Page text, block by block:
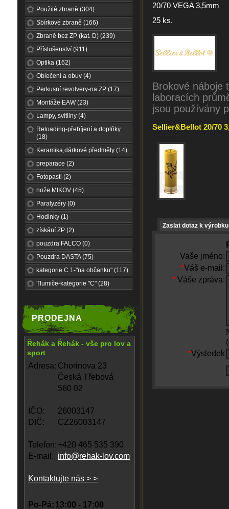
Použité zbraně (304)
Sbírkové zbraně (166)
Zbraně bez ZP (kat. D) (239)
Příslušenství (911)
Optika (162)
Oblečení a obuv (4)
Perkusní revolvery-na ZP (17)
Montáže EAW (23)
Lampy, svítilny (4)
Reloading-přebíjení a doplňky
(18)
Keramika,dárkové předměty (14)
preparace (2)
Fotopasti (2)
nože MIKOV (45)
Paralyzéry (0)
Hodinky (1)
získání ZP (2)
pouzdra FALCO (0)
Pouzdra DASTA (75)
kategorie C 1-"na občanku" (117)
Tlumiče-kategorie "C" (28)
PRODEJNA
Řehák a Řehák - vše pro lov a
sport
Adresa: Chorinova 23
Česká Třebová
560 02
IČO:
26003147
DIČ:
CZ26003147
Telefon: +420 465 535 390
E-mail: info@rehak-lov.com
Kontaktujte nás > >
Po-Pá: 13:00 - 17:00
20/70 VEGA 3,5mm
25 ks.
Brokové náboje
laboracích
jsou používány
Sellier&Bellot 20/70
Zaslat dotaz k výrobku
Vaše jméno:
*Váš e-mail:
* Váše zpráva:
*Výsledek